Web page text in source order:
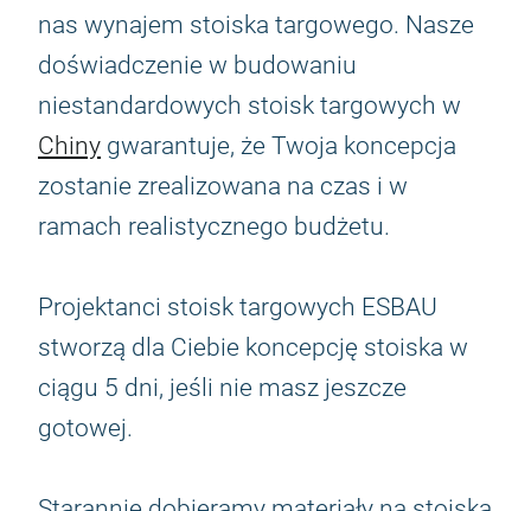
nas wynajem stoiska targowego. Nasze
doświadczenie w budowaniu
niestandardowych stoisk targowych w
Chiny gwarantuje, że Twoja koncepcja
zostanie zrealizowana na czas i w
ramach realistycznego budżetu.
Projektanci stoisk targowych ESBAU
stworzą dla Ciebie koncepcję stoiska w
ciągu 5 dni, jeśli nie masz jeszcze
gotowej.